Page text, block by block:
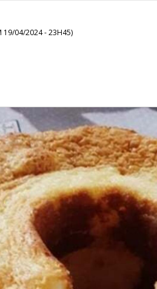
19/04/2024 - 23H45)